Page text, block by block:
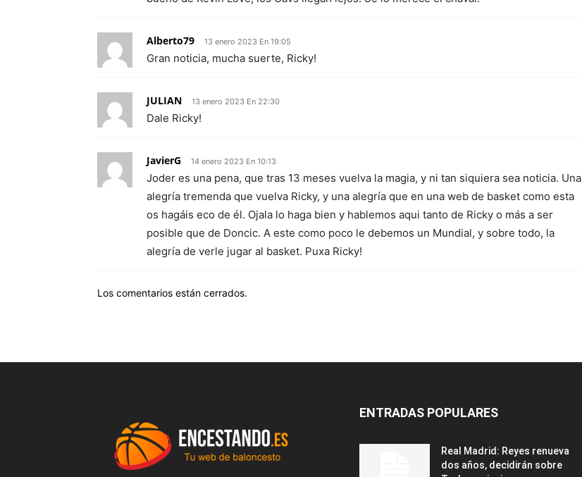
Alberto79 13 enero 2023 En 19:05
Gran noticia, mucha suerte, Ricky!
JULIAN 13 enero 2023 En 22:30
Dale Ricky!
JavierG 14 enero 2023 En 10:13
Joder es una pena, que tras 13 meses vuelva la magia, y ni tan siquiera sea noticia. Una
alegría tremenda que vuelva Ricky, y una alegría que en una web de basket como esta
os hagáis eco de él. Ojala lo haga bien y hablemos aqui tanto de Ricky o más a ser
posible que de Doncic. A este como poco le debemos un Mundial, y sobre todo, la
alegría de verle jugar al basket. Puxa Ricky!
Los comentarios están cerrados.
ENTRADAS POPULARES
Real Madrid: Reyes renueva
dos años, decidirán sobre